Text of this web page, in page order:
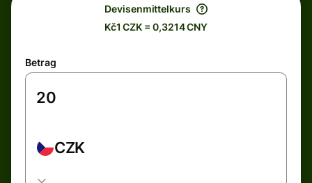
Devisenmittelkurs
Kč1 CZK = 0,3214 CNY
Betrag
CZK